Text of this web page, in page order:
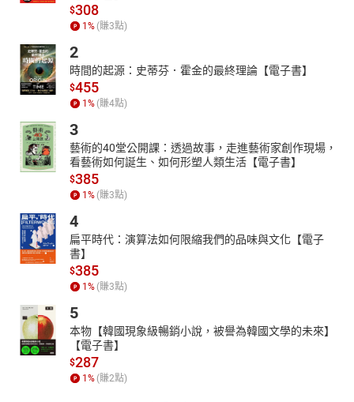
$308
1 % (賺3點)
2
時間的起源：史蒂芬．霍金的最終理論【電子書】
$455
1 % (賺4點)
3
藝術的40堂公開課：透過故事，走進藝術家創作現場，
看藝術如何誕生、如何形塑人類生活【電子書】
$385
1 % (賺3點)
4
扁平時代：演算法如何限縮我們的品味與文化【電子
書】
$385
1 % (賺3點)
5
本物【韓國現象級暢銷小說，被譽為韓國文學的未來】
【電子書】
$287
1 % (賺2點)